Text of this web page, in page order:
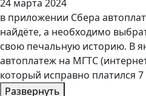
24 марта 2024
в приложении Сбера
найдёте, а необходимо
свою печальную историю. В
автоплатеж на МГТС
который исправно платился
Развернуть